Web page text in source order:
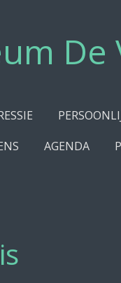
De
AGENDA